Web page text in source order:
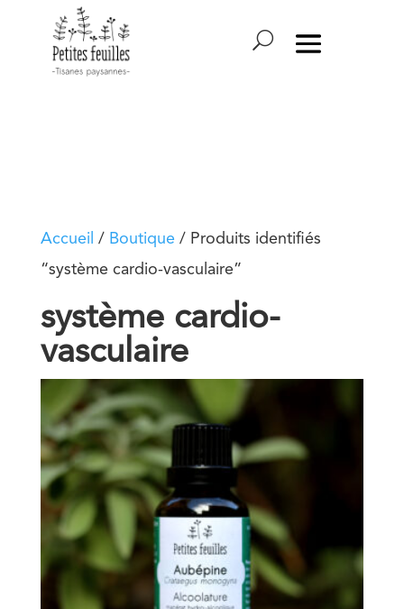
Accueil / Boutique/ Produits identifiés
“système cardio-vasculaire”
système cardio-
vasculaire